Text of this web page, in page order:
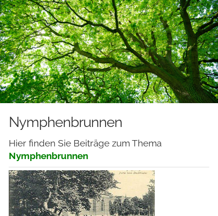
Nymphenbrunnen
Hier finden Sie Beiträge zum Thema
Nymphenbrunnen